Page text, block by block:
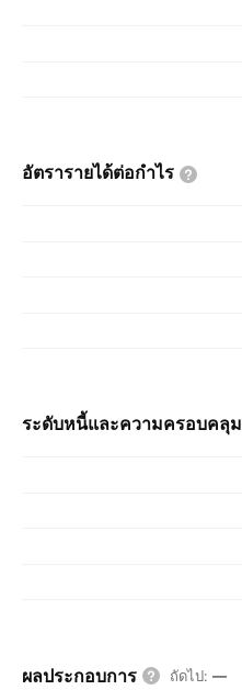
อัตรารายได้ต่อกำไร
ระดับหนี้และความครอบคลุม
ผลประกอบการ ถัดไป: —